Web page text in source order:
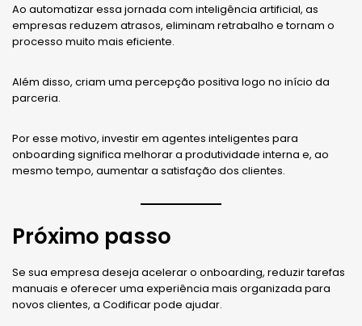
Ao automatizar essa jornada com inteligência artificial, as
empresas reduzem atrasos, eliminam retrabalho e tornam o
processo muito mais eficiente.
Além disso, criam uma percepção positiva logo no início da
parceria.
Por esse motivo, investir em agentes inteligentes para
onboarding significa melhorar a produtividade interna e, ao
mesmo tempo, aumentar a satisfação dos clientes.
Próximo passo
Se sua empresa deseja acelerar o onboarding, reduzir tarefas
manuais e oferecer uma experiência mais organizada para
novos clientes, a Codificar pode ajudar.